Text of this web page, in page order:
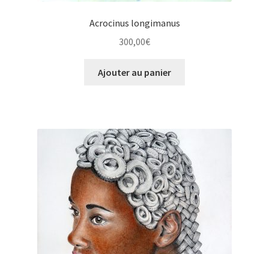
Acrocinus longimanus
300,00€
Ajouter au panier